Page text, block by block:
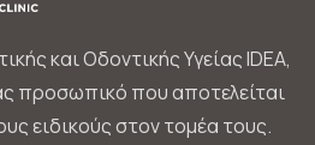
και Οδοντικής Υγείας IDEA,
προσωπικό που αποτελείται
ειδικούς στον τομέα τους.